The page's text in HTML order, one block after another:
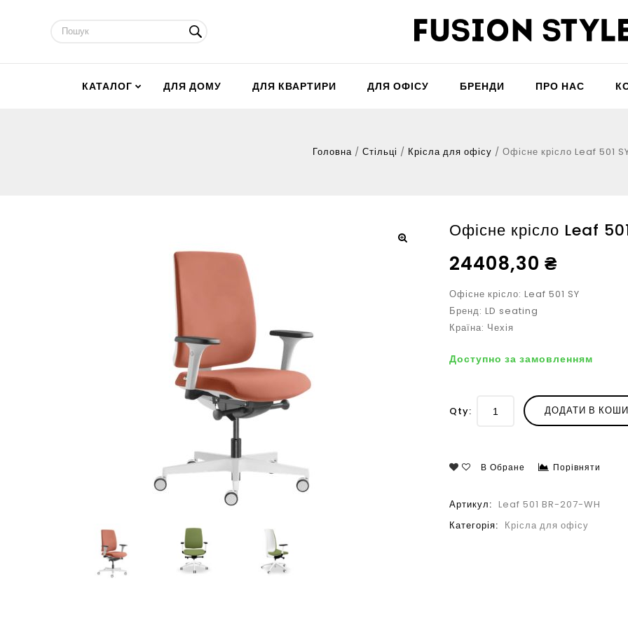
КАТАЛОГ ДЛЯ ДОМУ ДЛЯ КВАРТИРИ ДЛЯ ОФІСУ БРЕНДИ ПРО НАС
Головна/ Стільці / Крісла для офісу / Офісне крісло Leaf 501
Офісне крісло Leaf
24408,30 ₴
Офісне крісло: Leaf 501 SY
Бренд: LD seating
Країна: Чехія
Доступно за замовленням
Qty: ДОДАТИ В
В Обране Порівняти
Артикул: Leaf 501 BR-207-WH
Категорія: Крісла для офісу